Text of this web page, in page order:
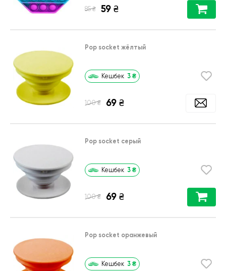
85 ₴ 59 ₴
Pop socket жёлтый
Кешбек 3 ₴
100 ₴ 69 ₴
Pop socket серый
Кешбек 3 ₴
100 ₴ 69 ₴
Pop socket оранжевый
Кешбек 3 ₴